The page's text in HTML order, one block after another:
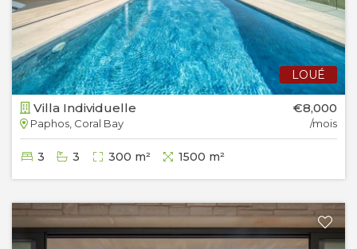
LOUÉ
Villa Individuelle
Paphos, Coral Bay
€8,000
/mois
3 3 300 m² 1500 m²